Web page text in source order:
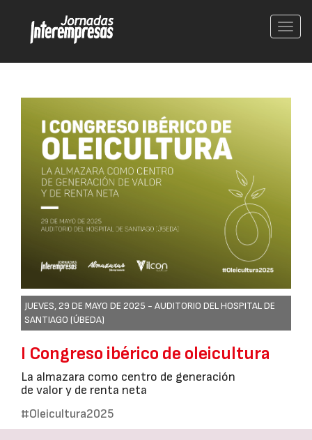
JUEVES, 29 DE MAYO DE 2025 - AUDITORIO DEL HOSPITAL DE
SANTIAGO (ÚBEDA)
I Congreso ibérico de oleicultura
La almazara como centro de generación
de valor y de renta neta
#Oleicultura2025